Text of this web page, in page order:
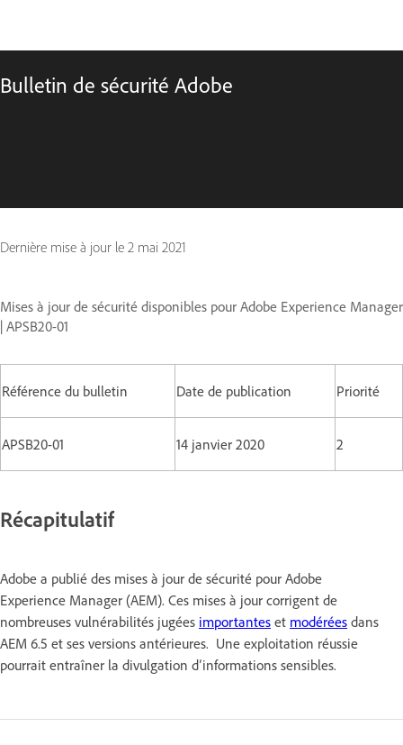
Bulletin de sécurité Adobe
Dernière mise à jour le 2 mai 2021
Mises à jour de sécurité disponibles pour Adobe Experience Manager
| APSB20-01
Référence du bulletin Date de publication Priorité
APSB20-01 14 janvier 2020 2
Récapitulatif
Adobe a publié des mises à jour de sécurité pour Adobe
Experience Manager (AEM). Ces mises à jour corrigent de
nombreuses vulnérabilités jugées importantes et modérées dans
AEM 6.5 et ses versions antérieures. Une exploitation réussie
pourrait entraîner la divulgation d’informations sensibles.